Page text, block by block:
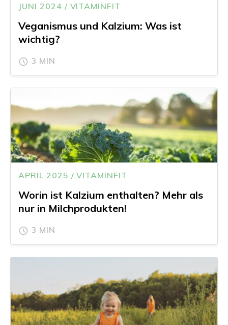
JUNI 2024 / VITAMINFIT
Veganismus und Kalzium: Was ist
wichtig?
3 MIN
APRIL 2025 / VITAMINFIT
Worin ist Kalzium enthalten? Mehr als
nur in Milchprodukten!
3 MIN